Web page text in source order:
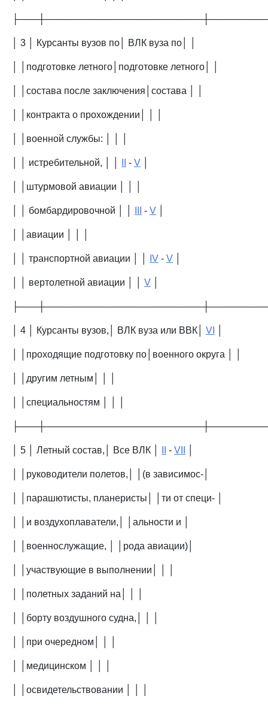
│ 3 │ Курсанты вузов по│ ВЛК вуза по│ │
│ │подготовке летного│подготовке летного│ │
│ │состава после заключения│состава │ │
│ │контракта о прохождении│ │ │
│ │военной службы: │ │ │
│ │ истребительной, │ │ - V
│ │штурмовой авиации │ │ │
│ │ бомбардировочной │ │ - V
│ │авиации │ │ │
│ │ транспортной авиации │ │ IV - V
│ │ вертолетной авиации │ │ V
│ 4 │ Курсанты вузов,│ ВЛК вуза или ВВК│ VI
│ │проходящие подготовку по│военного округа │ │
│ │другим летным│ │ │
│ │специальностям │ │ │
│ 5 │ Летный состав,│ Все ВЛК │ - VII
│ │руководители полетов,│ │(в зависимос-│
│ │парашютисты, планеристы│ │ти от специ- │
│ │и воздухоплаватели,│ │альности и │
│ │военнослужащие, │ │рода авиации)│
│ │участвующие в выполнении│ │ │
│ │полетных заданий на│ │ │
│ │борту воздушного судна,│ │ │
│ │при очередном│ │ │
│ │медицинском │ │ │
│ │освидетельствовании │ │ │